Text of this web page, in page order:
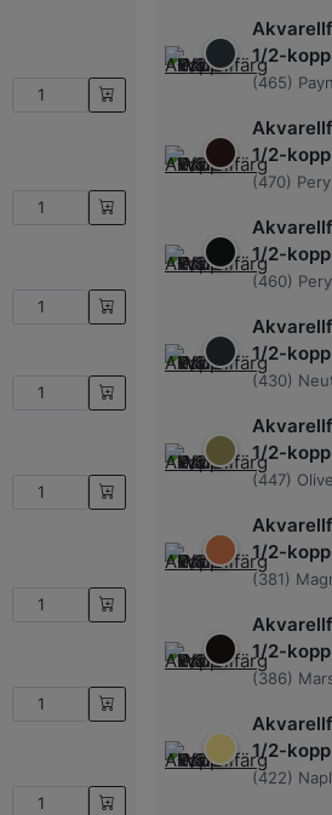
1/2-kopp
(465)
1/2-kopp
(470)
1/2-kopp
(460)
1/2-kopp
(430)
1/2-kopp
(447)
1/2-kopp
(381)
1/2-kopp
(386)
1/2-kopp
(422)